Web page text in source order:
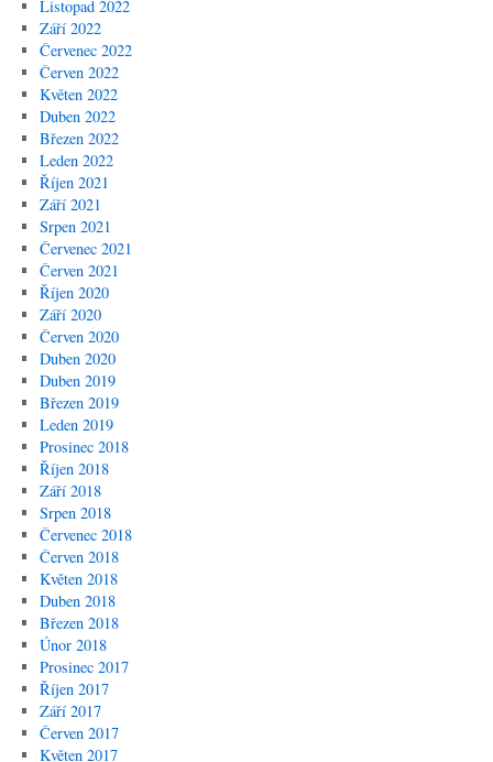
Listopad 2022
Září 2022
Červenec 2022
Červen 2022
Květen 2022
Duben 2022
Březen 2022
Leden 2022
Říjen 2021
Září 2021
Srpen 2021
Červenec 2021
Červen 2021
Říjen 2020
Září 2020
Červen 2020
Duben 2020
Duben 2019
Březen 2019
Leden 2019
Prosinec 2018
Říjen 2018
Září 2018
Srpen 2018
Červenec 2018
Červen 2018
Květen 2018
Duben 2018
Březen 2018
Únor 2018
Prosinec 2017
Říjen 2017
Září 2017
Červen 2017
Květen 2017